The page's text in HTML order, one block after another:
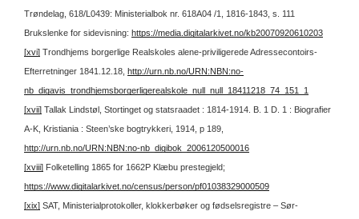
Trøndelag, 618/L0439: Ministerialbok nr. 618A04 /1, 1816-1843, s. 111
Brukslenke for sidevisning: https://media.digitalarkivet.no/kb20070920610203
[xvi] Trondhjems borgerlige Realskoles alene-priviligerede Adressecontoirs-
Efterretninger 1841.12.18, http://urn.nb.no/URN:NBN:no-
nb_digavis_trondhjemsborgerligerealskole_null_null_18411218_74_151_1
[xvii] Tallak Lindstøl, Stortinget og statsraadet : 1814-1914. B. 1 D. 1 : Biografier
A-K, Kristiania : Steen’ske bogtrykkeri, 1914, p 189,
http://urn.nb.no/URN:NBN:no-nb_digibok_2006120500016
[xviii] Folketelling 1865 for 1662P Klæbu prestegjeld;
https://www.digitalarkivet.no/census/person/pf01038329000509
[xix] SAT, Ministerialprotokoller, klokkerbøker og fødselsregistre – Sør-